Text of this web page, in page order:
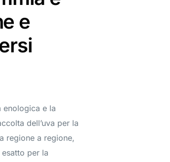
e
enologica e la
dell’uva per la
regione a regione,
per la